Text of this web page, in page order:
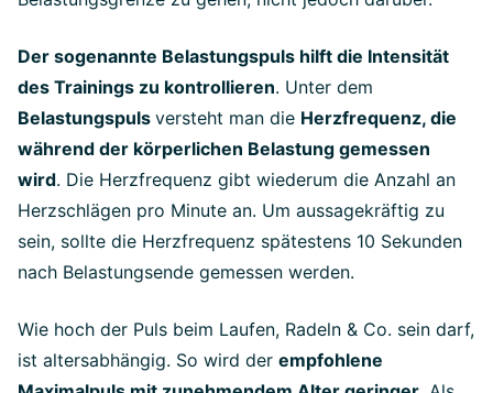
Der sogenannte Belastungspuls hilft die Intensität
des Trainings zu kontrollieren. Unter dem
Belastungspuls versteht man die Herzfrequenz, die
während der körperlichen Belastung gemessen
wird. Die Herzfrequenz gibt wiederum die Anzahl an
Herzschlägen pro Minute an. Um aussagekräftig zu
sein, sollte die Herzfrequenz spätestens 10 Sekunden
nach Belastungsende gemessen werden.
Wie hoch der Puls beim Laufen, Radeln & Co. sein darf,
ist altersabhängig. So wird der empfohlene